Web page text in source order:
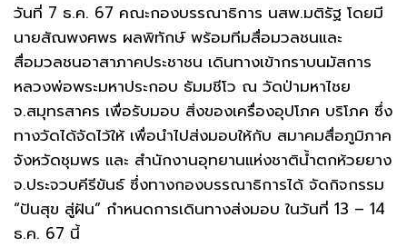
วันที่ 7 ธ.ค. 67 คณะกองบรรณาธิการ นสพ.มติรัฐ โดยมี
นายสัณพงศพร ผลพิทักษ์ พร้อมทีมสื่อมวลชนและ
สื่อมวลชนอาสาภาคประชาชน เดินทางเข้ากราบนมัสการ
หลวงพ่อพระมหาประกอบ ธัมมชีโว ณ วัดป่ามหาไชย
จ.สมุทรสาคร เพื่อรับมอบ สิ่งของเครื่องอุปโภค บริโภค ซึ่ง
ทางวัดได้จัดไว้ให้ เพื่อนำไปส่งมอบให้กับ สมาคมสื่อภูมิภาค
จังหวัดชุมพร และ สำนักงานอุทยานแห่งชาติน้ำตกห้วยยาง
จ.ประจวบคีรีขันธ์ ซึ่งทางกองบรรณาธิการได้ จัดกิจกรรม
“ปันสุข สู่ฝัน” กำหนดการเดินทางส่งมอบ ในวันที่ 13 – 14
ธ.ค. 67 นี้